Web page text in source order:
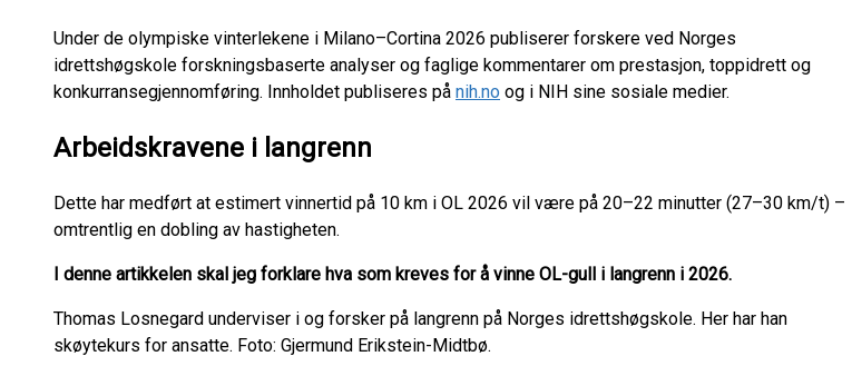
Under de olympiske vinterlekene i Milano–Cortina 2026 publiserer forskere ved Norges
idrettshøgskole forskningsbaserte analyser og faglige kommentarer om prestasjon, toppidrett og
konkurransegjennomføring. Innholdet publiseres på nih.no og i NIH sine sosiale medier.
Arbeidskravene i langrenn
Dette har medført at estimert vinnertid på 10 km i OL 2026 vil være på 20–22 minutter (27–30 km/t) –
omtrentlig en dobling av hastigheten.
I denne artikkelen skal jeg forklare hva som kreves for å vinne OL-gull i langrenn i 2026.
Thomas Losnegard underviser i og forsker på langrenn på Norges idrettshøgskole. Her har han
skøytekurs for ansatte. Foto: Gjermund Erikstein-Midtbø.